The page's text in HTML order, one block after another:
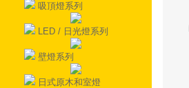
吸頂燈系列
LED / 日光燈系列
壁燈系列
日式原木和室燈